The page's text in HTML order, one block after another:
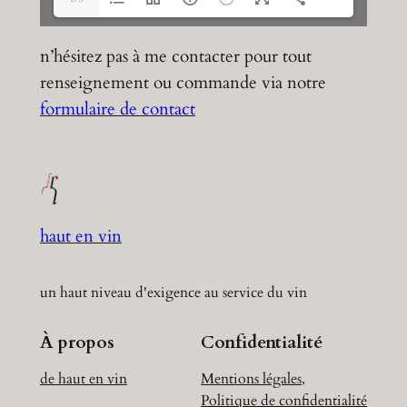
n’hésitez pas à me contacter pour tout
renseignement ou commande via notre
formulaire de contact
haut en vin
un haut niveau d'exigence au service du vin
À propos
de haut en vin
Confidentialité
Mentions légales,
Politique de confidentialité